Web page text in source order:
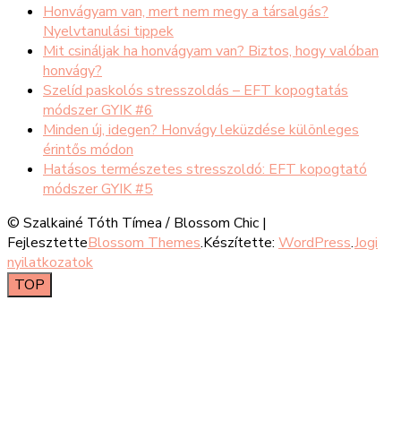
Honvágyam van, mert nem megy a társalgás?
Nyelvtanulási tippek
Mit csináljak ha honvágyam van? Biztos, hogy valóban
honvágy?
Szelíd paskolós stresszoldás – EFT kopogtatás
módszer GYIK #6
Minden új, idegen? Honvágy leküzdése különleges
érintős módon
Hatásos természetes stresszoldó: EFT kopogtató
módszer GYIK #5
© Szalkainé Tóth Tímea / Blossom Chic |
FejlesztetteBlossom Themes.Készítette: WordPress.Jogi
nyilatkozatok
TOP